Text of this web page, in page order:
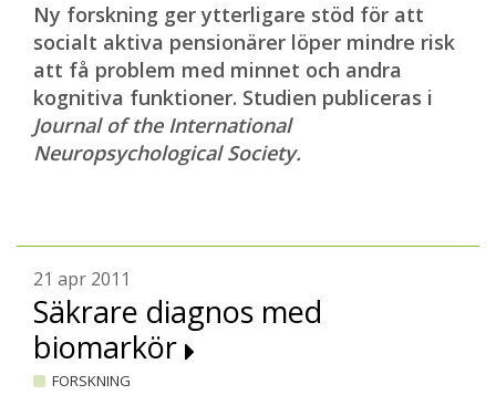
Ny forskning ger ytterligare stöd för att
socialt aktiva pensionärer löper mindre risk
att få problem med minnet och andra
kognitiva funktioner. Studien publiceras i
Journal of the International
Neuropsychological Society.
21 apr 2011
Säkrare diagnos med
biomarkör
FORSKNING